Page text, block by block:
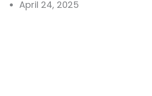
April 24, 2025